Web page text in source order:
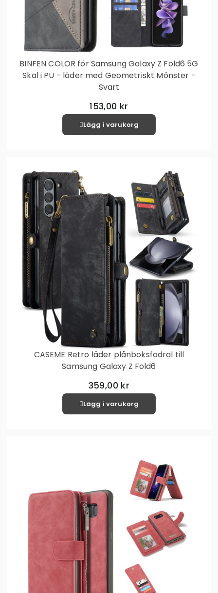
BINFEN COLOR för Samsung Galaxy Z Fold6 5G
Skal i PU - läder med Geometriskt Mönster -
Svart
153,00 kr
Lägg i varukorg
CASEME Retro läder plånboksfodral till
Samsung Galaxy Z Fold6
359,00 kr
Lägg i varukorg